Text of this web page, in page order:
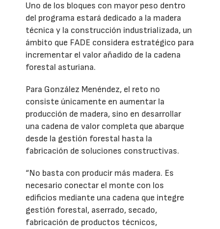
Uno de los bloques con mayor peso dentro
del programa estará dedicado a la madera
técnica y la construcción industrializada, un
ámbito que FADE considera estratégico para
incrementar el valor añadido de la cadena
forestal asturiana.
Para González Menéndez, el reto no
consiste únicamente en aumentar la
producción de madera, sino en desarrollar
una cadena de valor completa que abarque
desde la gestión forestal hasta la
fabricación de soluciones constructivas.
“No basta con producir más madera. Es
necesario conectar el monte con los
edificios mediante una cadena que integre
gestión forestal, aserrado, secado,
fabricación de productos técnicos,